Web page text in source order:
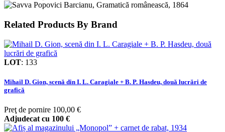
Related Products By Brand
LOT: 133
Mihail D. Gion, scenă din I. L. Caragiale + B. P. Hasdeu, două lucrări de
grafică
Preţ de pornire 100,00 €
Adjudecat cu 100 €